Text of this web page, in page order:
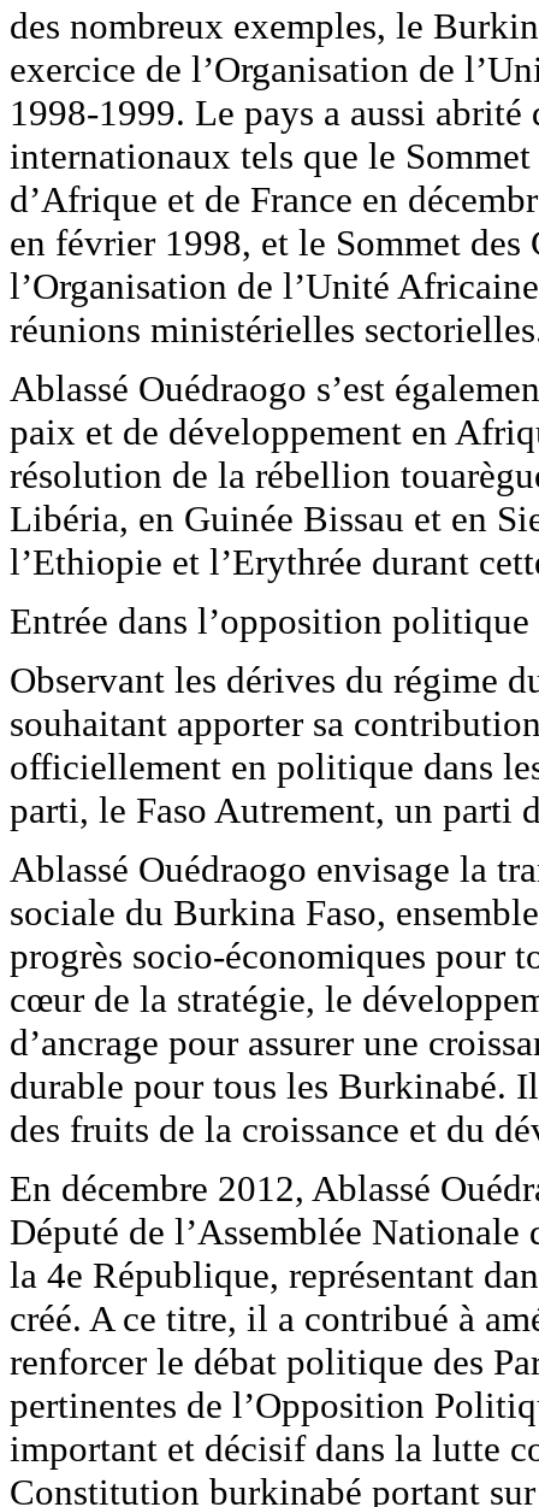
des nombreux exemples, le
exercice de l’Organisation de
1998-1999. Le pays a aussi
internationaux tels que le
d’Afrique et de France en
en février 1998, et le Sommet des
l’Organisation de l’Unité
réunions ministérielles
Ablassé Ouédraogo s’est
paix et de développement en
résolution de la rébellion
Libéria, en Guinée Bissau et en
l’Ethiopie et l’Erythrée durant
Entrée dans l’opposition
Observant les dérives du régime
souhaitant apporter sa
officiellement en politique dans
parti, le Faso Autrement, un parti
Ablassé Ouédraogo envisage la
sociale du Burkina Faso,
progrès socio-économiques pour
cœur de la stratégie, le
d’ancrage pour assurer une
durable pour tous les Burkinabé.
des fruits de la croissance et du
En décembre 2012, Ablassé
Député de l’Assemblée
la 4e République, représentant
créé. A ce titre, il a contribué à
renforcer le débat politique des
pertinentes de l’Opposition
important et décisif dans la lutte
Constitution burkinabé portant